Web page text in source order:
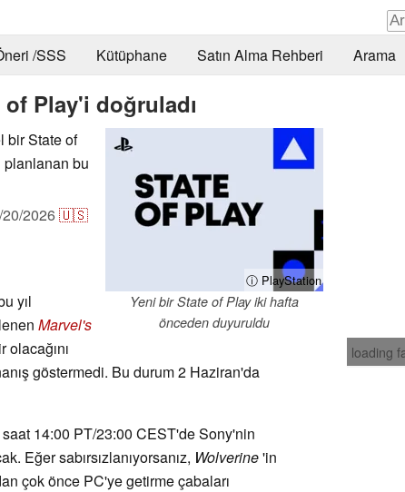
/SSS Kütüphane Satın Alma Rehberi Arama
Play'i doğruladı
ⓘ PlayStation
Yeni bir State of Play iki hafta
önceden duyuruldu
bir State of
planlanan bu
2026🇺🇸
loading
yıl
Marvel's
göstermedi. Bu durum 2 Haziran'da
saat 14:00 PT/23:00 CEST'de Sony'nin
Eğer sabırsızlanıyorsanız, Wolverine'in
çok önce PC'ye getirme çabaları